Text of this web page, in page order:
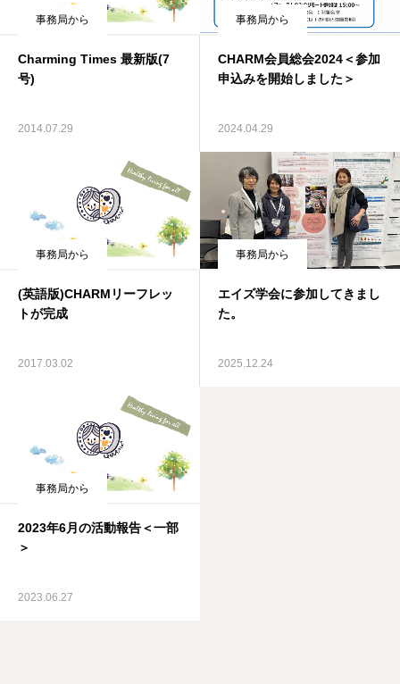
事務局から
Charming Times 最新版(7
号)
2014.07.29
事務局から
CHARM会員総会2024＜参加
申込みを開始しました＞
2024.04.29
事務局から
(英語版)CHARMリーフレッ
トが完成
2017.03.02
事務局から
エイズ学会に参加してきまし
た。
2025.12.24
事務局から
2023年6月の活動報告＜一部
＞
2023.06.27